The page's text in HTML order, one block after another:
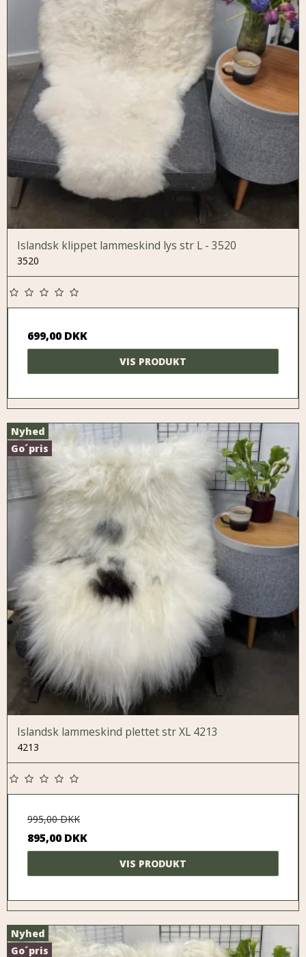
Islandsk klippet lammeskind lys str L - 3520
3520
699,00 DKK
VIS PRODUKT
Nyhed
Go´pris
Islandsk lammeskind plettet str XL 4213
4213
995,00 DKK
895,00 DKK
VIS PRODUKT
Nyhed
Go´pris